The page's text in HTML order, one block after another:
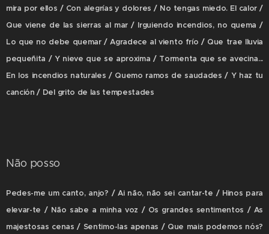
mira por ellos / Con alegrías y dolores / No tengas miedo. El calor /
Que viene de las sierras al mar / Irguiendo incendios, no quema /
Lo que no debe quemar / Agradece al viento frío / Que trae lluvia
pequeñita / Y nieve que se aproxima / Tormenta que se avecina...
En los incendios naturales / Quemo ramos de saudades / Y haz tu
canción / Del grito de las tempestades
Não posso
Pedes-me um canto, anjo? / Ai não, não sei cantar-te / Hinos para
elevar-te / Não sabe a minha voz / Os grandes sentimentos / As
majestosas cenas / Sentimo-las apenas / Que mais podemos nós?